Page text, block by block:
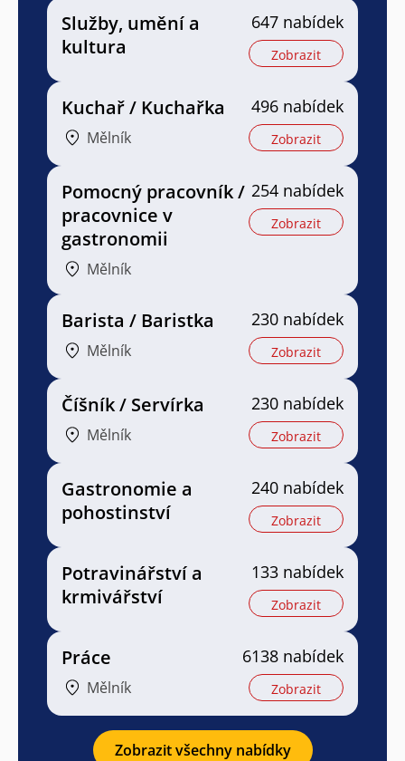
Služby, umění a
kultura
647 nabídek
Zobrazit
Kuchař / Kuchařka
Mělník
496 nabídek
Zobrazit
Pomocný pracovník /
pracovnice v
gastronomii
Mělník
254 nabídek
Zobrazit
Barista / Baristka
Mělník
230 nabídek
Zobrazit
Číšník / Servírka
Mělník
230 nabídek
Zobrazit
Gastronomie a
pohostinství
240 nabídek
Zobrazit
Potravinářství a
krmivářství
133 nabídek
Zobrazit
Práce
Mělník
6138 nabídek
Zobrazit
Zobrazit všechny nabídky